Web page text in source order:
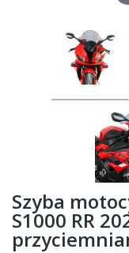
Szyba
S1000 RR